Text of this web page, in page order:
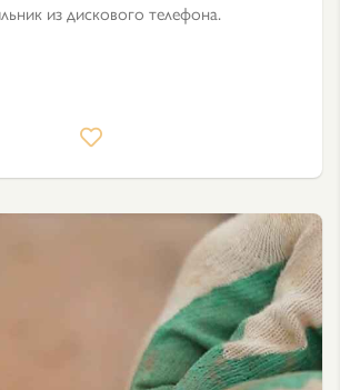
из дискового телефона.